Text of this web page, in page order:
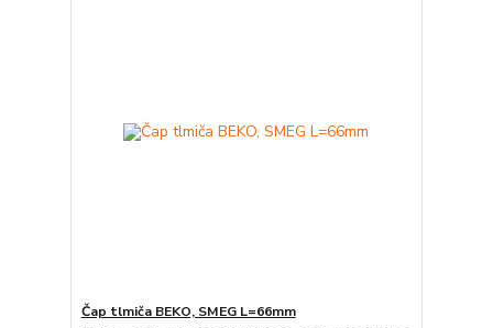
Čap tlmiča BEKO, SMEG L=66mm